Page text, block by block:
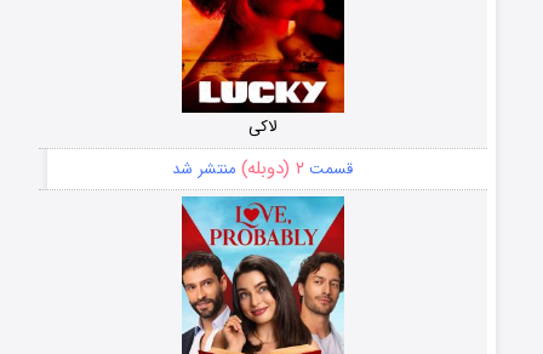
لاکی
قسمت ۲ (دوبله) منتشر شد